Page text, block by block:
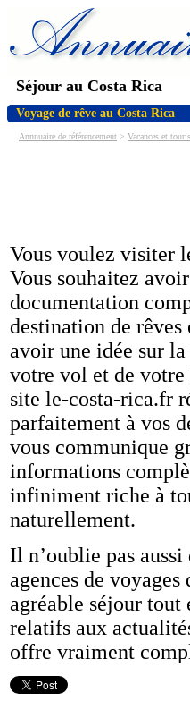
Séjour au Costa Rica
Voyage de rêve au Costa Rica
Annnuaire de référencement > Vacances et
Vous voulez visiter
Vous souhaitez
documentation
destination de rêves
avoir une idée sur
votre vol et de
site le-costa-rica.fr
parfaitement à vos
vous communique
informations
infiniment riche à
naturellement.
Il n’oublie pas
agences de
agréable séjour
relatifs aux
offre vraiment